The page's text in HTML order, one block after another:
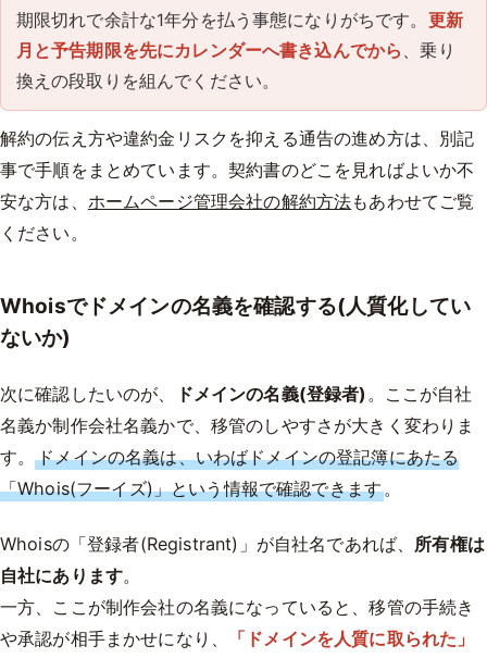
期限切れで余計な1年分を払う事態になりがちです。 更新
月と予告期限を先にカレンダーへ書き込んでから 、乗り
換えの段取りを組んでください。
解約の伝え方や違約金リスクを抑える通告の進め方は、別記
事で手順をまとめています。契約書のどこを見ればよいか不
安な方は、 ホームページ管理会社の解約方法もあわせてご覧
ください。
Whoisでドメインの名義を確認する(人質化してい
ないか)
次に確認したいのが、 ドメインの名義(登録者) 。ここが自社
名義か制作会社名義かで、移管のしやすさが大きく変わりま
す。ドメインの名義は、いわばドメインの登記簿にあたる
「Whois(フーイズ)」という情報で確認できます。
Whoisの「登録者(Registrant)」が自社名であれば、 所有権は
自社にあります。
一方、ここが制作会社の名義になっていると、移管の手続き
や承認が相手まかせになり、
「ドメインを人質に取られた」